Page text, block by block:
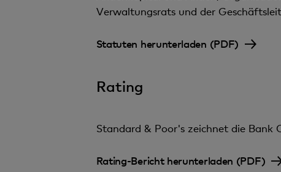
Verwaltungsrats und der
Statuten herunterladen (PDF)
Rating
Standard & Poor's zeichnet die Bank
Rating-Bericht herunterladen (PDF)